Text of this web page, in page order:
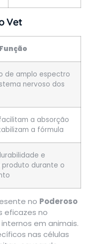
Vet
Função
de amplo espectro
nervoso dos
a absorção
a fórmula
e
produto durante o
no Poderoso
eficazes no
em animais.
nas células